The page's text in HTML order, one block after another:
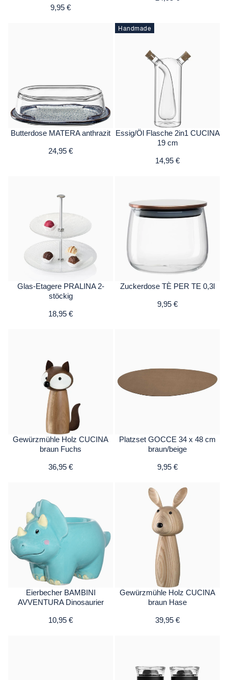
9,95 €
Butterdose MATERA anthrazit
24,95 €
Handmade
Essig/Öl Flasche 2in1 CUCINA
19 cm
14,95 €
Glas-Etagere PRALINA 2-
stöckig
18,95 €
Zuckerdose TÈ PER TE 0,3l
9,95 €
Gewürzmühle Holz CUCINA
braun Fuchs
36,95 €
Platzset GOCCE 34 x 48 cm
braun/beige
9,95 €
Eierbecher BAMBINI
AVVENTURA Dinosaurier
10,95 €
Gewürzmühle Holz CUCINA
braun Hase
39,95 €